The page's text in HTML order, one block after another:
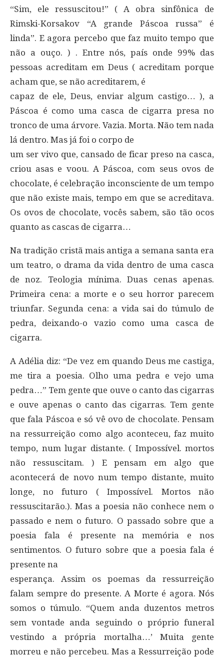
“Sim, ele ressuscitou!” ( A obra sinfônica de
Rimski-Korsakov “A grande Páscoa russa” é
linda”. E agora percebo que faz muito tempo que
não a ouço. ) . Entre nós, país onde 99% das
pessoas acreditam em Deus ( acreditam porque
acham que, se não acreditarem, é
capaz de ele, Deus, enviar algum castigo… ), a
Páscoa é como uma casca de cigarra presa no
tronco de uma árvore. Vazia. Morta. Não tem nada
lá dentro. Mas já foi o corpo de
um ser vivo que, cansado de ficar preso na casca,
criou asas e voou. A Páscoa, com seus ovos de
chocolate, é celebração inconsciente de um tempo
que não existe mais, tempo em que se acreditava.
Os ovos de chocolate, vocês sabem, são tão ocos
quanto as cascas de cigarra…
Na tradição cristã mais antiga a semana santa era
um teatro, o drama da vida dentro de uma casca
de noz. Teologia mínima. Duas cenas apenas.
Primeira cena: a morte e o seu horror parecem
triunfar. Segunda cena: a vida sai do túmulo de
pedra, deixando-o vazio como uma casca de
cigarra.
A Adélia diz: “De vez em quando Deus me castiga,
me tira a poesia. Olho uma pedra e vejo uma
pedra…” Tem gente que ouve o canto das cigarras
e ouve apenas o canto das cigarras. Tem gente
que fala Páscoa e só vê ovo de chocolate. Pensam
na ressurreição como algo aconteceu, faz muito
tempo, num lugar distante. ( Impossível. mortos
não ressuscitam. ) E pensam em algo que
acontecerá de novo num tempo distante, muito
longe, no futuro ( Impossível. Mortos não
ressuscitarão.). Mas a poesia não conhece nem o
passado e nem o futuro. O passado sobre que a
poesia fala é presente na memória e nos
sentimentos. O futuro sobre que a poesia fala é
presente na
esperança. Assim os poemas da ressurreição
falam sempre do presente. A Morte é agora. Nós
somos o túmulo. “Quem anda duzentos metros
sem vontade anda seguindo o próprio funeral
vestindo a própria mortalha…’ Muita gente
morreu e não percebeu. Mas a Ressurreição pode